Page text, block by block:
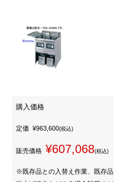
購入価格
定価 ¥963,600(税込)
販売価格 ¥607,068(税込)
※既存品との入替え作業、既存品